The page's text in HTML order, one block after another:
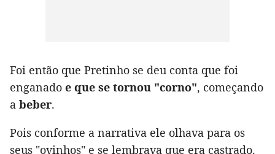
Foi então que Pretinho se deu conta que foi
enganado e que se tornou "corno", começando
a beber.
Pois conforme a narrativa ele olhava para os
seus "ovinhos" e se lembrava que era castrado.